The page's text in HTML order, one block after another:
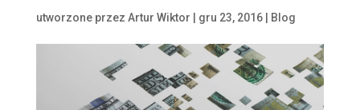
utworzone przez Artur Wiktor gru 23, 2016| Blog